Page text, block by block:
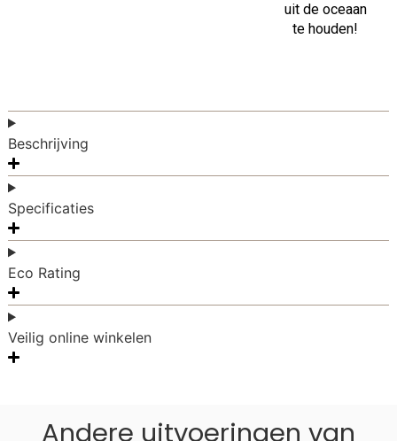
uit de oceaan
te houden!
Beschrijving
Specificaties
Eco Rating
Veilig online winkelen
Andere uitvoeringen van